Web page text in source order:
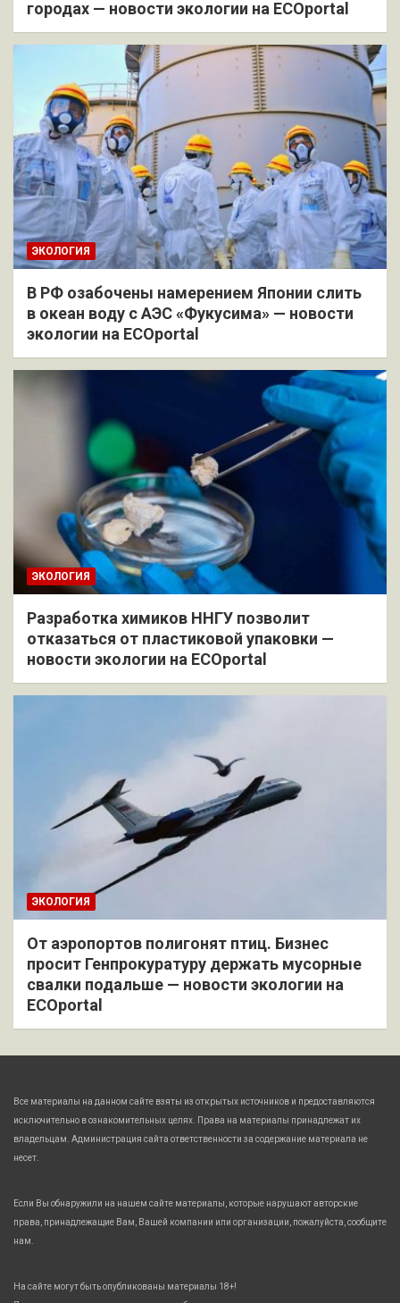
городах — новости экологии на ECOportal
ЭКОЛОГИЯ
В РФ озабочены намерением Японии слить
в океан воду с АЭС «Фукусима» — новости
экологии на ECOportal
ЭКОЛОГИЯ
Разработка химиков ННГУ позволит
отказаться от пластиковой упаковки —
новости экологии на ECOportal
ЭКОЛОГИЯ
От аэропортов полигонят птиц. Бизнес
просит Генпрокуратуру держать мусорные
свалки подальше — новости экологии на
ECOportal
Все материалы на данном сайте взяты из открытых источников и предоставляются
исключительно в ознакомительных целях. Права на материалы принадлежат их
владельцам. Администрация сайта ответственности за содержание материала не
несет.
Если Вы обнаружили на нашем сайте материалы, которые нарушают авторские
права, принадлежащие Вам, Вашей компании или организации, пожалуйста, сообщите
нам.
На сайте могут быть опубликованы материалы 18+!